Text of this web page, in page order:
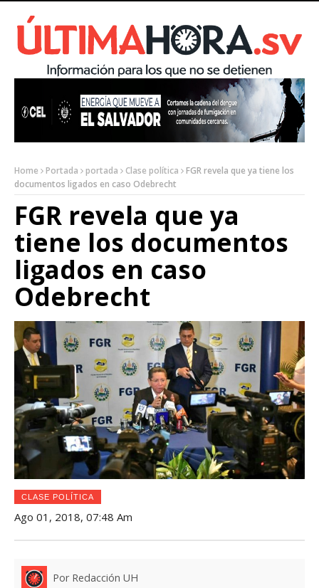
Home Portada portada Clase política
FGR revela que ya tiene los
documentos ligados en caso Odebrecht
FGR revela que ya
tiene los documentos
ligados en caso
Odebrecht
CLASE POLÍTICA
Ago 01, 2018, 07:48 Am
Por Redacción UH